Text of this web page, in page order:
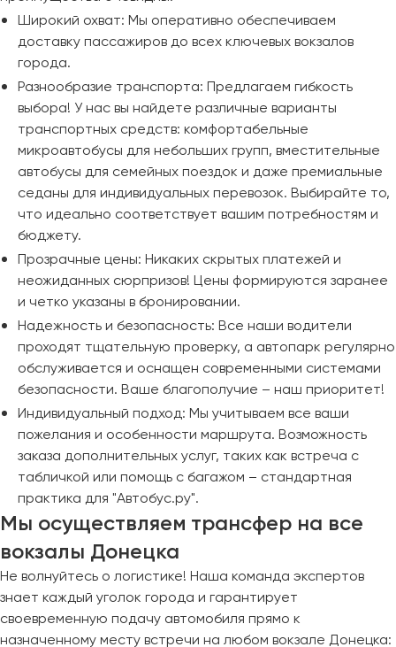
Широкий охват: Мы оперативно обеспечиваем
доставку пассажиров до всех ключевых вокзалов
города.
Разнообразие транспорта: Предлагаем гибкость
выбора! У нас вы найдете различные варианты
транспортных средств: комфортабельные
микроавтобусы для небольших групп, вместительные
автобусы для семейных поездок и даже премиальные
седаны для индивидуальных перевозок. Выбирайте то,
что идеально соответствует вашим потребностям и
бюджету.
Прозрачные цены: Никаких скрытых платежей и
неожиданных сюрпризов! Цены формируются заранее
и четко указаны в бронировании.
Надежность и безопасность: Все наши водители
проходят тщательную проверку, а автопарк регулярно
обслуживается и оснащен современными системами
безопасности. Ваше благополучие – наш приоритет!
Индивидуальный подход: Мы учитываем все ваши
пожелания и особенности маршрута. Возможность
заказа дополнительных услуг, таких как встреча с
табличкой или помощь с багажом – стандартная
практика для "Автобус.ру".
Мы осуществляем трансфер на все
вокзалы Донецка
Не волнуйтесь о логистике! Наша команда экспертов
знает каждый уголок города и гарантирует
своевременную подачу автомобиля прямо к
назначенному месту встречи на любом вокзале Донецка: